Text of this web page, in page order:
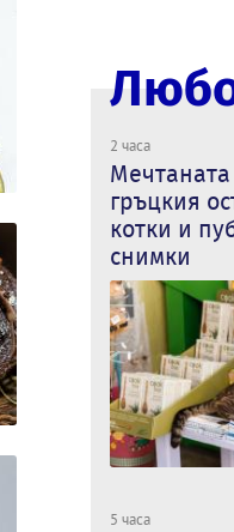
2 часа
гръцкия
котки и
снимки
5 часа